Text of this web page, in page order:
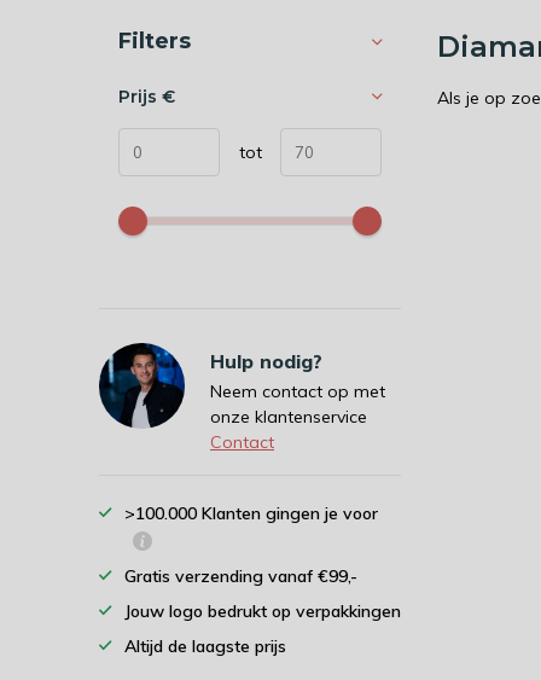
Als je op
Sorteren op:
Filters
Prijs €
tot
Hulp nodig?
Neem contact op met
onze klantenservice
Contact
>100.000 Klanten gingen je voor
Gratis verzending vanaf €99,-
Jouw logo bedrukt op verpakkingen
Altijd de laagste prijs